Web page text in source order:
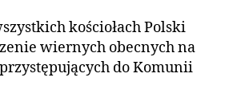
kościołach Polski
wiernych obecnych na
do Komunii